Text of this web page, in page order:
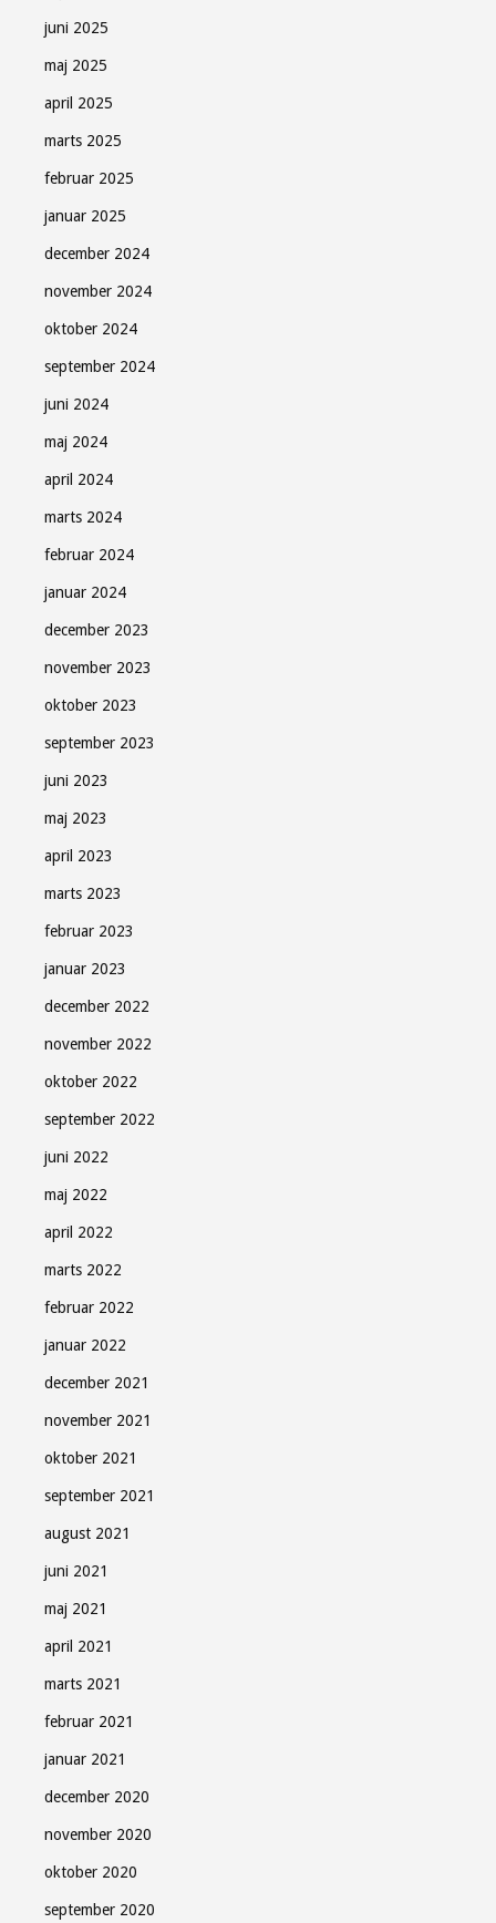
juni 2025
maj 2025
april 2025
marts 2025
februar 2025
januar 2025
december 2024
november 2024
oktober 2024
september 2024
juni 2024
maj 2024
april 2024
marts 2024
februar 2024
januar 2024
december 2023
november 2023
oktober 2023
september 2023
juni 2023
maj 2023
april 2023
marts 2023
februar 2023
januar 2023
december 2022
november 2022
oktober 2022
september 2022
juni 2022
maj 2022
april 2022
marts 2022
februar 2022
januar 2022
december 2021
november 2021
oktober 2021
september 2021
august 2021
juni 2021
maj 2021
april 2021
marts 2021
februar 2021
januar 2021
december 2020
november 2020
oktober 2020
september 2020